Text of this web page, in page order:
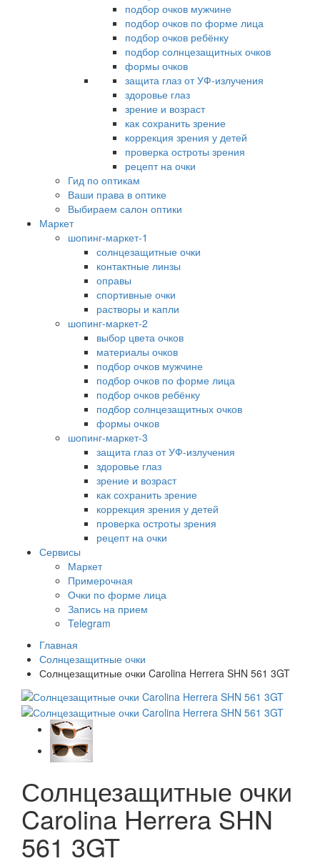
подбор очков мужчине
подбор очков по форме лица
подбор очков ребёнку
подбор солнцезащитных очков
формы очков
защита глаз от УФ-излучения
здоровье глаз
зрение и возраст
как сохранить зрение
коррекция зрения у детей
проверка остроты зрения
рецепт на очки
Гид по оптикам
Ваши права в оптике
Выбираем салон оптики
Маркет
шопинг-маркет-1
солнцезащитные очки
контактные линзы
оправы
спортивные очки
растворы и капли
шопинг-маркет-2
выбор цвета очков
материалы очков
подбор очков мужчине
подбор очков по форме лица
подбор очков ребёнку
подбор солнцезащитных очков
формы очков
шопинг-маркет-3
защита глаз от УФ-излучения
здоровье глаз
зрение и возраст
как сохранить зрение
коррекция зрения у детей
проверка остроты зрения
рецепт на очки
Сервисы
Маркет
Примерочная
Очки по форме лица
Запись на прием
Telegram
Главная
Солнцезащитные очки
Солнцезащитные очки Carolina Herrera SHN 561 3GT
Солнцезащитные очки
Carolina Herrera SHN
561 3GT